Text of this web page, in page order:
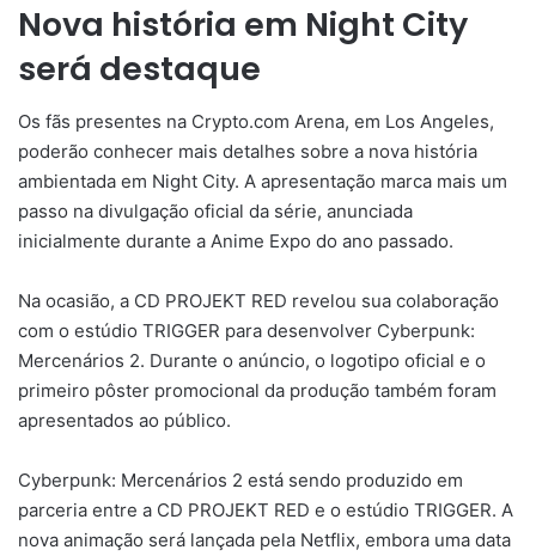
Nova história em Night City
será destaque
Os fãs presentes na Crypto.com Arena, em Los Angeles,
poderão conhecer mais detalhes sobre a nova história
ambientada em Night City. A apresentação marca mais um
passo na divulgação oficial da série, anunciada
inicialmente durante a Anime Expo do ano passado.
Na ocasião, a CD PROJEKT RED revelou sua colaboração
com o estúdio TRIGGER para desenvolver Cyberpunk:
Mercenários 2. Durante o anúncio, o logotipo oficial e o
primeiro pôster promocional da produção também foram
apresentados ao público.
Cyberpunk: Mercenários 2 está sendo produzido em
parceria entre a CD PROJEKT RED e o estúdio TRIGGER. A
nova animação será lançada pela Netflix, embora uma data